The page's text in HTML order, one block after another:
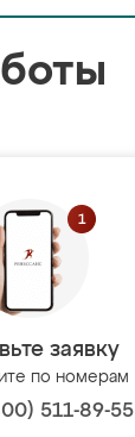
заявку
по номерам
511-89-55